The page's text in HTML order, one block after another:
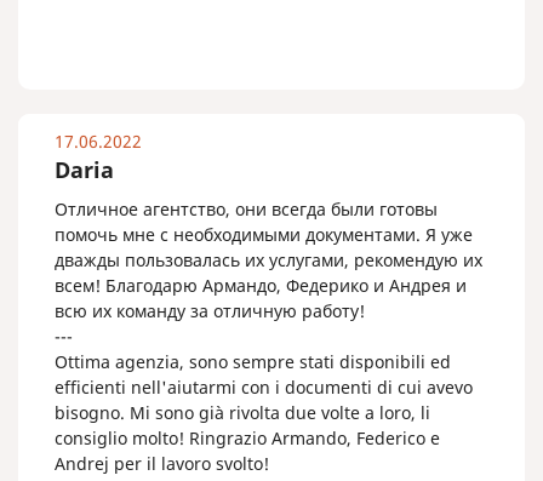
17.06.2022
Daria
Отличное агентство, они всегда были готовы
помочь мне с необходимыми документами. Я уже
дважды пользовалась их услугами, рекомендую их
всем! Благодарю Армандо, Федерико и Андрея и
всю их команду за отличную работу!
---
Ottima agenzia, sono sempre stati disponibili ed
efficienti nell'aiutarmi con i documenti di cui avevo
bisogno. Mi sono già rivolta due volte a loro, li
consiglio molto! Ringrazio Armando, Federico e
Andrej per il lavoro svolto!